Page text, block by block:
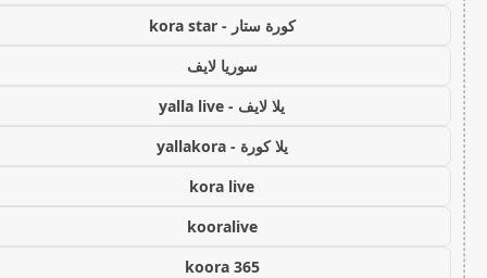
كورة ستار - kora star
سوريا لايف
يلا لايف - yalla live
يلا كورة - yallakora
kora live
kooralive
koora 365